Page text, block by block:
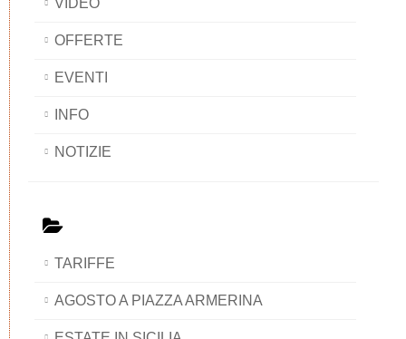
VIDEO
OFFERTE
EVENTI
INFO
NOTIZIE
TARIFFE
AGOSTO A PIAZZA ARMERINA